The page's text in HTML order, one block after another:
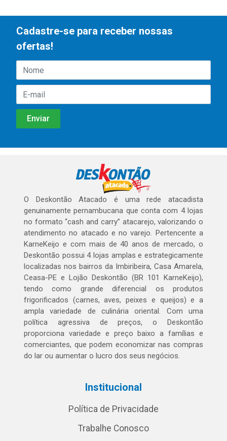
Cadastre-se para receber nossas
ofertas!
O Deskontão Atacado é uma rede atacadista
genuinamente pernambucana que conta com 4 lojas
no formato “cash and carry” atacarejo, valorizando o
atendimento no atacado e no varejo. Pertencente a
KarneKeijo e com mais de 40 anos de mercado, o
Deskontão possui 4 lojas amplas e estrategicamente
localizadas nos bairros da Imbiribeira, Casa Amarela,
Ceasa-PE e Lojão Deskontão (BR 101 KarneKeijo),
tendo como grande diferencial os produtos
frigorificados (carnes, aves, peixes e queijos) e a
ampla variedade de culinária oriental. Com uma
política agressiva de preços, o Deskontão
proporciona variedade e preço baixo a famílias e
comerciantes, que podem economizar nas compras
do lar ou aumentar o lucro dos seus negócios.
Institucional
Política de Privacidade
Trabalhe Conosco